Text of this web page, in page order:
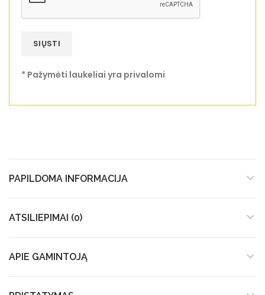
* Pažymėti laukeliai yra privalomi
PAPILDOMA INFORMACIJA
ATSILIEPIMAI (0)
APIE GAMINTOJĄ